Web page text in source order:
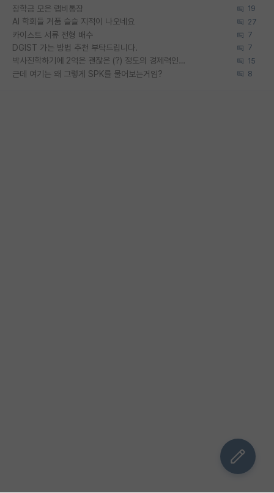
장학금 모은 랩비통장 19
AI 학회들 거품 슬슬 지적이 나오네요 27
카이스트 서류 전형 배수 7
DGIST 가는 방법 추천 부탁드립니다. 7
박사진학하기에 2억은 괜찮은 (?) 정도의 경제력인가요 15
근데 여기는 왜 그렇게 SPK를 물어보는거임? 8